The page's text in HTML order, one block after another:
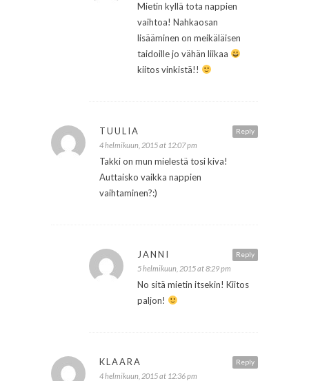
Mietin kyllä tota nappien
vaihtoa! Nahkaosan
lisääminen on meikäläisen
taidoille jo vähän liikaa
kiitos vinkistä!!
Reply
TUULIA
4 helmikuun, 2015 at 12:07 pm
Takki on mun mielestä tosi kiva!
Auttaisko vaikka nappien
vaihtaminen?:)
Reply
JANNI
5 helmikuun, 2015 at 8:29 pm
No sitä mietin itsekin! Kiitos
paljon!
Reply
KLAARA
4 helmikuun, 2015 at 12:36 pm